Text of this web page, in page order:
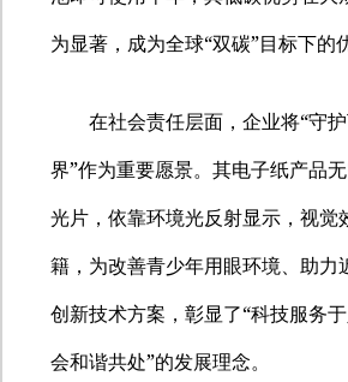
为显著，成为全球“双碳”目标下的
在社会责任层面，企业将“守
界”作为重要愿景。其电子纸产品
光片，依靠环境光反射显示，视觉
籍，为改善青少年用眼环境、助力
创新技术方案，彰显了“科技服务
会和谐共处”的发展理念。